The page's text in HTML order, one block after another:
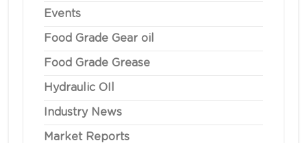
Events
Food Grade Gear oil
Food Grade Grease
Hydraulic OIl
Industry News
Market Reports